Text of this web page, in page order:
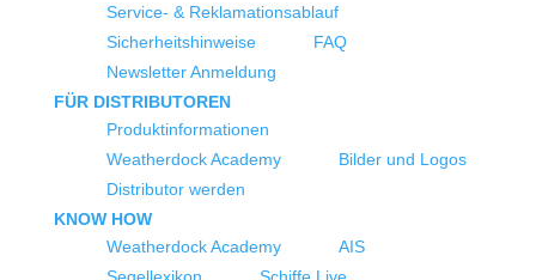
Service- & Reklamationsablauf
Sicherheitshinweise
FAQ
Newsletter Anmeldung
FÜR DISTRIBUTOREN
Produktinformationen
Weatherdock Academy
Bilder und Logos
Distributor werden
KNOW HOW
Weatherdock Academy
AIS
Segellexikon
Schiffe Live